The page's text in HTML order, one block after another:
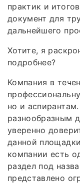
практик и
документ для
дальнейшего
Хотите, я
подробнее?
Компания в
но и
разнообразным
уверенно
данной
компании есть
раздел под
представлено